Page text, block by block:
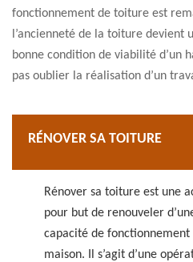
fonctionnement de toiture est
l’ancienneté de la toiture devient
bonne condition de viabilité d’un
pas oublier la réalisation d’un
RÉNOVER SA TOITURE
Rénover sa toiture est une
pour but de renouveler
capacité de
maison. Il s’agit d’une